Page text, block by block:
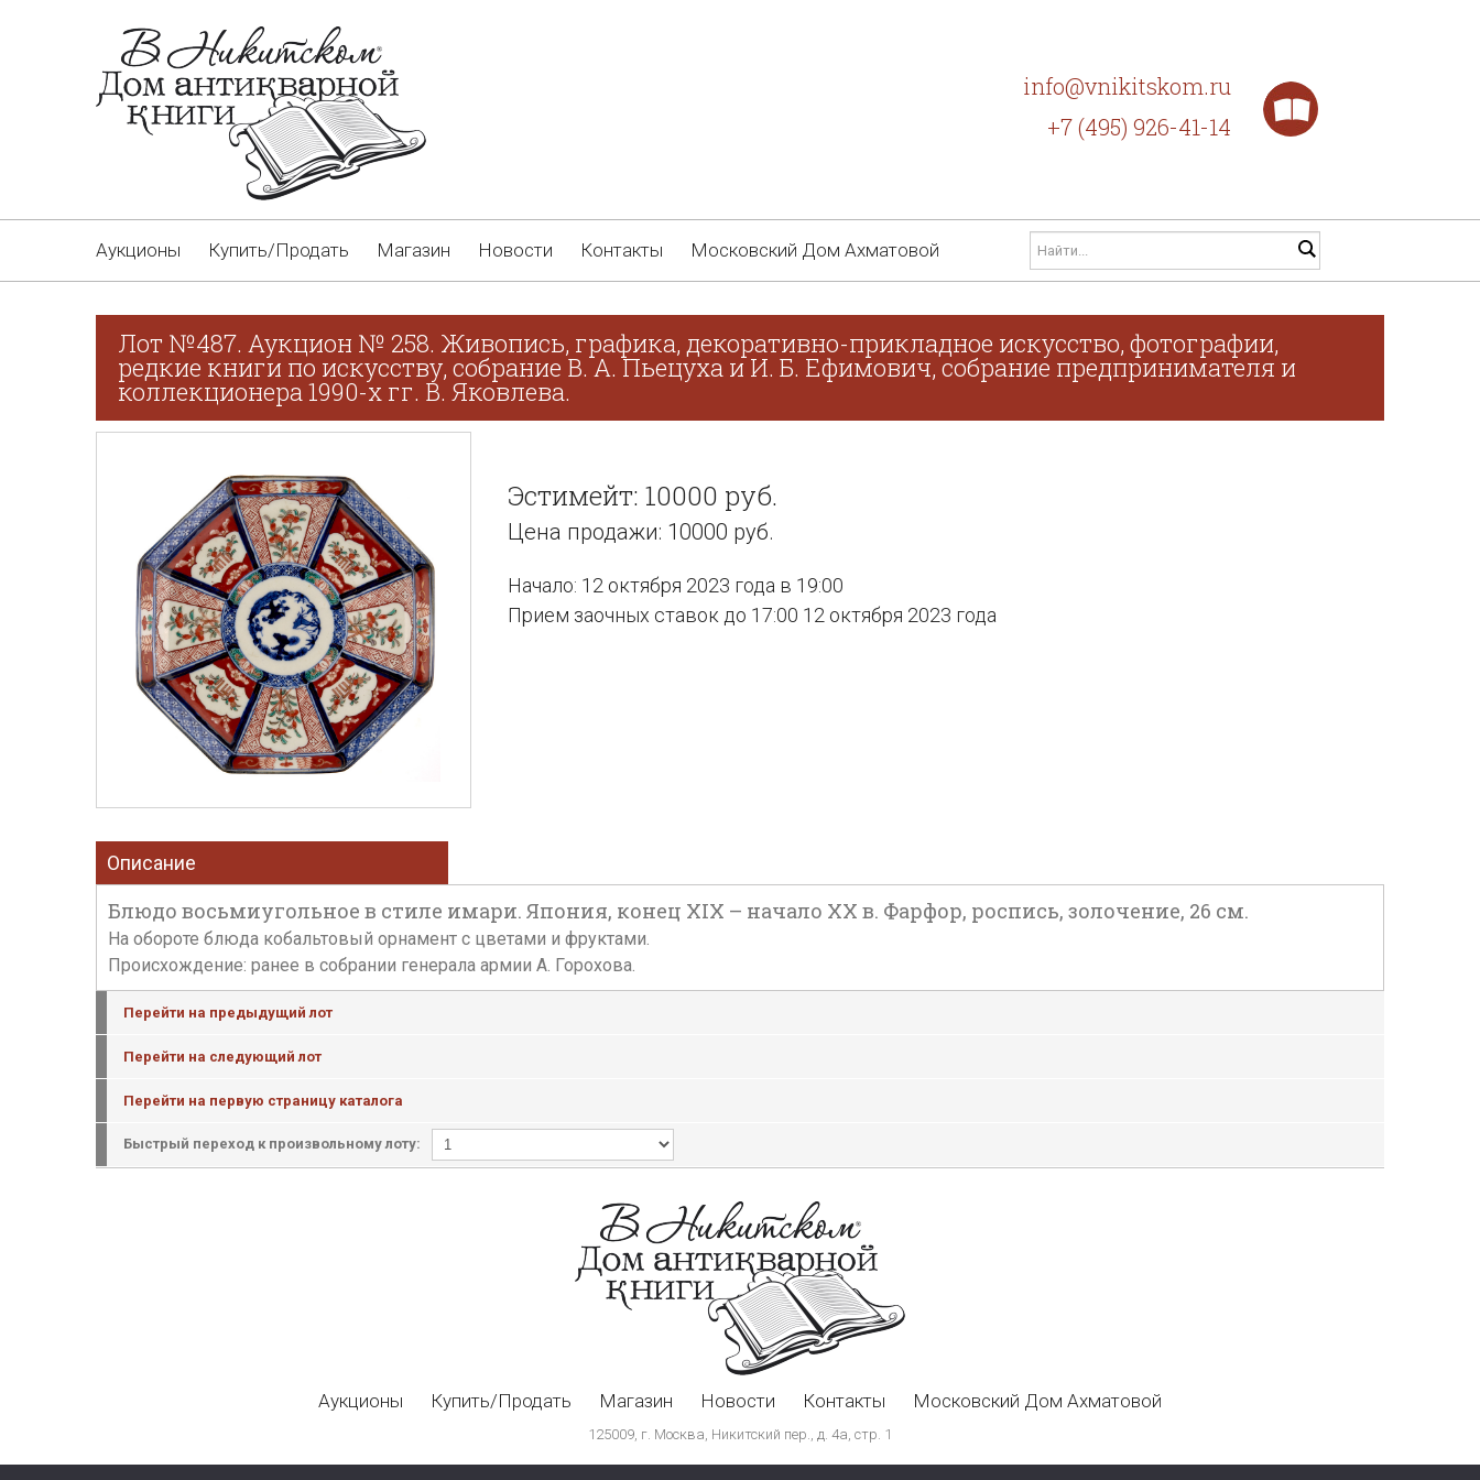
info@vnikitskom.ru
+7 (495) 926-41-14
Аукционы Купить/Продать Магазин Новости Контакты Московский Дом Ахматовой
Лот №487. Аукцион № 258. Живопись, графика, декоративно-прикладное искусство, фотографии,
редкие книги по искусству, собрание В. А. Пьецуха и И. Б. Ефимович, собрание предпринимателя и
коллекционера 1990-х гг. В. Яковлева.
Эстимейт: 10000 руб.
Цена продажи: 10000 руб.
Начало: 12 октября 2023 года в 19:00
Прием заочных ставок до 17:00 12 октября 2023 года
Описание
Блюдо восьмиугольное в стиле имари. Япония, конец XIX – начало XX в. Фарфор, роспись, золочение, 26 см.
На обороте блюда кобальтовый орнамент с цветами и фруктами.
Происхождение: ранее в собрании генерала армии А. Горохова.
Перейти на предыдущий лот
Перейти на следующий лот
Перейти на первую страницу каталога
Быстрый переход к произвольному лоту:
Аукционы Купить/Продать Магазин Новости Контакты Московский Дом Ахматовой
125009, г. Москва, Никитский пер., д. 4а, стр. 1